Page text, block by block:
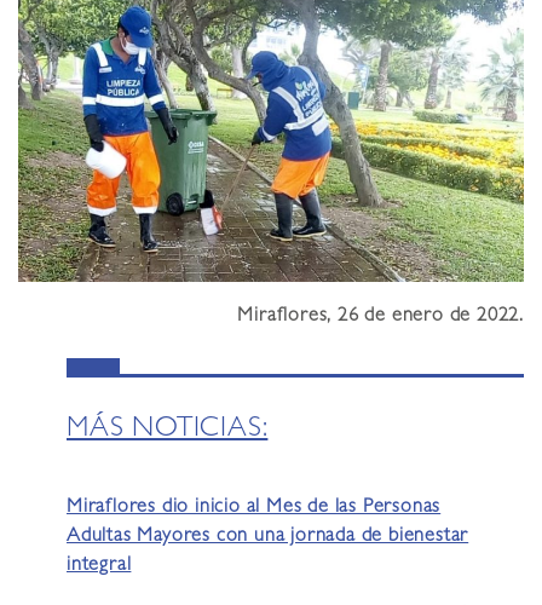
Miraflores, 26 de enero de 2022.
MÁS NOTICIAS:
Miraflores dio inicio al Mes de las Personas
Adultas Mayores con una jornada de bienestar
integral